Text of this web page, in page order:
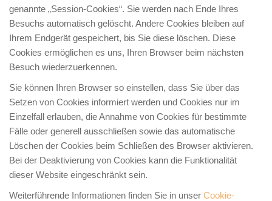
genannte „Session-Cookies“. Sie werden nach Ende Ihres
Besuchs automatisch gelöscht. Andere Cookies bleiben auf
Ihrem Endgerät gespeichert, bis Sie diese löschen. Diese
Cookies ermöglichen es uns, Ihren Browser beim nächsten
Besuch wiederzuerkennen.
Sie können Ihren Browser so einstellen, dass Sie über das
Setzen von Cookies informiert werden und Cookies nur im
Einzelfall erlauben, die Annahme von Cookies für bestimmte
Fälle oder generell ausschließen sowie das automatische
Löschen der Cookies beim Schließen des Browser aktivieren.
Bei der Deaktivierung von Cookies kann die Funktionalität
dieser Website eingeschränkt sein.
Weiterführende Informationen finden Sie in unser Cookie-